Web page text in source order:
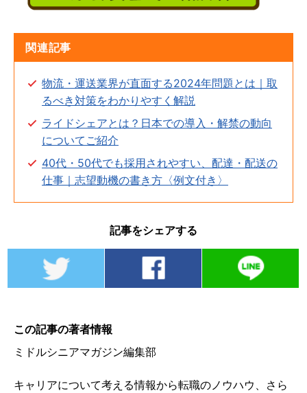
関連記事
物流・運送業界が直面する2024年問題とは｜取
るべき対策をわかりやすく解説
ライドシェアとは？日本での導入・解禁の動向
についてご紹介
40代・50代でも採用されやすい、配達・配送の
仕事｜志望動機の書き方〈例文付き〉
記事をシェアする
この記事の著者情報
ミドルシニアマガジン編集部
キャリアについて考える情報から転職のノウハウ、さら